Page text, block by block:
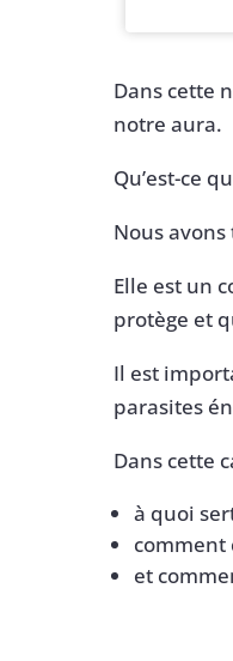
Dans cette
notre aura.
Qu’est-ce
Nous
Elle est un
protège et
Il est
parasites
Dans cette
à quoi
comment
et